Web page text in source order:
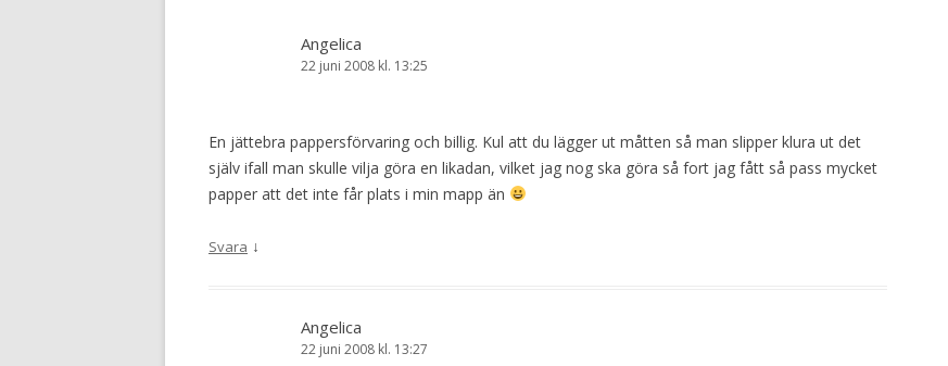
Angelica
22 juni 2008 kl. 13:25
En jättebra pappersförvaring och billig. Kul att du lägger ut måtten så man slipper klura ut det
själv ifall man skulle vilja göra en likadan, vilket jag nog ska göra så fort jag fått så pass mycket
papper att det inte får plats i min mapp än
Svara ↓
Angelica
22 juni 2008 kl. 13:27